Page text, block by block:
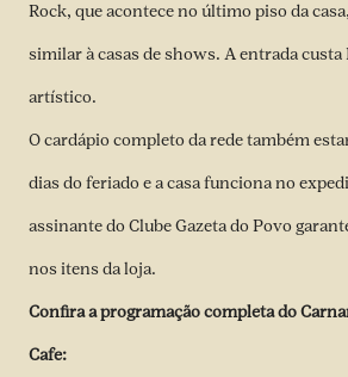
Rock, que acontece no último piso da
similar à casas de shows. A entrada custa
artístico.
O cardápio completo da rede também
dias do feriado e a casa funciona no
assinante do Clube Gazeta do Povo
nos itens da loja.
Confira a programação completa do
Cafe: